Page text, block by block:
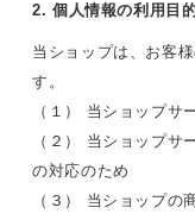
2. 個人情報の利用目
当ショップは、お客
す。
（１） 当ショップサ
（２） 当ショップサ
の対応のため
（３） 当ショップの